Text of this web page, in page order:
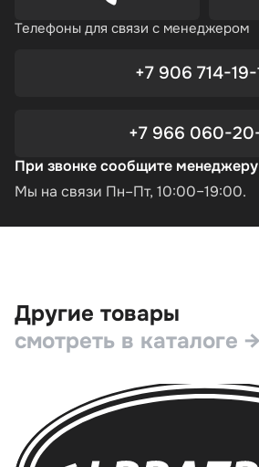
Телефоны для связи с менеджером
+7 906 714-19-
+7 966 060-
При звонке сообщите менеджеру
Мы на связи Пн–Пт, 10:00–19:00.
Другие товары
смотреть в каталоге →